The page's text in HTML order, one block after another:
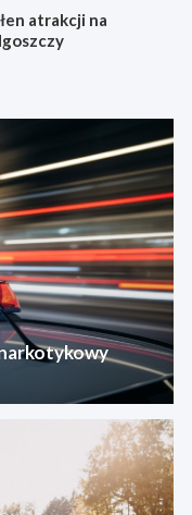
atrakcji na